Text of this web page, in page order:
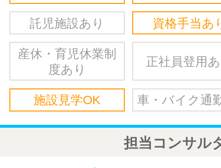
託児施設あり 資格手当あ
産休・育児休業制
度あり
正社員登用
施設見学OK 車・バイク通
担当コンサル